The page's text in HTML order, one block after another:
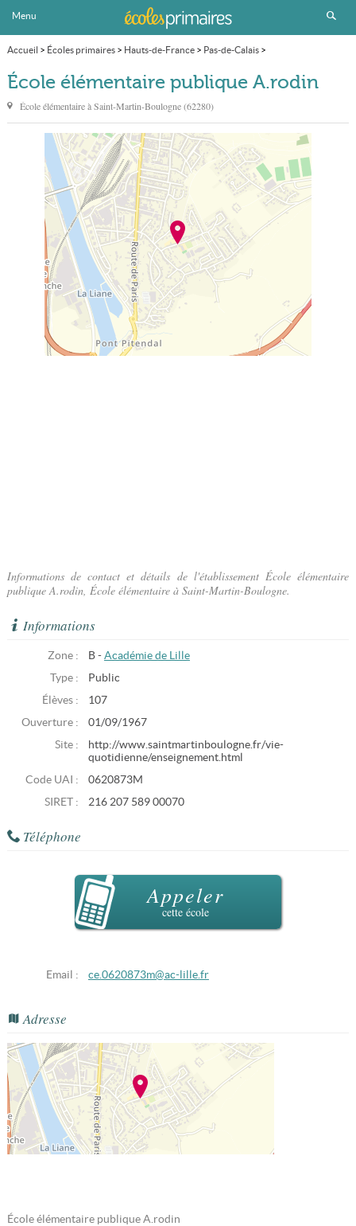
Menu
Accueil > Écoles primaires> Hauts-de-France> Pas-de-Calais>
Saint-Martin-Boulogne École élémentaire publique A.rodin
École élémentaire publique A.rodin
École élémentaire àSaint-Martin-Boulogne(62280)
Informations de contact et détails de l'établissement École élémentaire
publique A.rodin, École élémentaire à Saint-Martin-Boulogne.
Informations
Zone : B - Académie de Lille
Type :
Public
Élèves :
107
Ouverture :
01/09/1967
Site :
http://www.saintmartinboulogne.fr/vie-
quotidienne/enseignement.html
Code UAI :
0620873M
SIRET :
216 207 589 00070
Téléphone
Appeler
cette école
Email : ce.0620873m@ac-lille.fr
Adresse
École élémentaire publique A.rodin